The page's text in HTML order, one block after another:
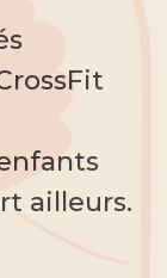
ailleurs.